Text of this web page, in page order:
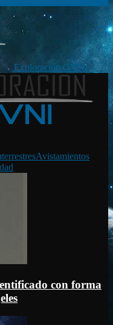
Exploración OVNI
Avistamientos
con forma